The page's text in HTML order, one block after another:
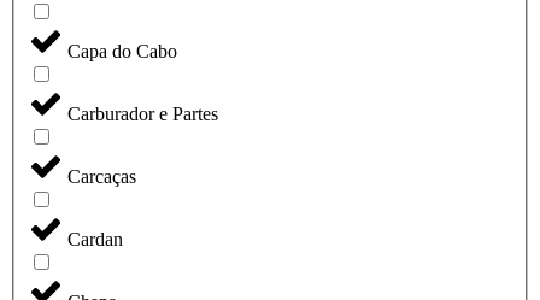
Capa do Cabo
Carburador e Partes
Carcaças
Cardan